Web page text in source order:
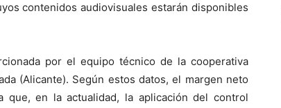
contenidos audiovisuales estarán disponibles
por el equipo técnico de la cooperativa
(Alicante). Según estos datos, el margen neto
en la actualidad, la aplicación del control